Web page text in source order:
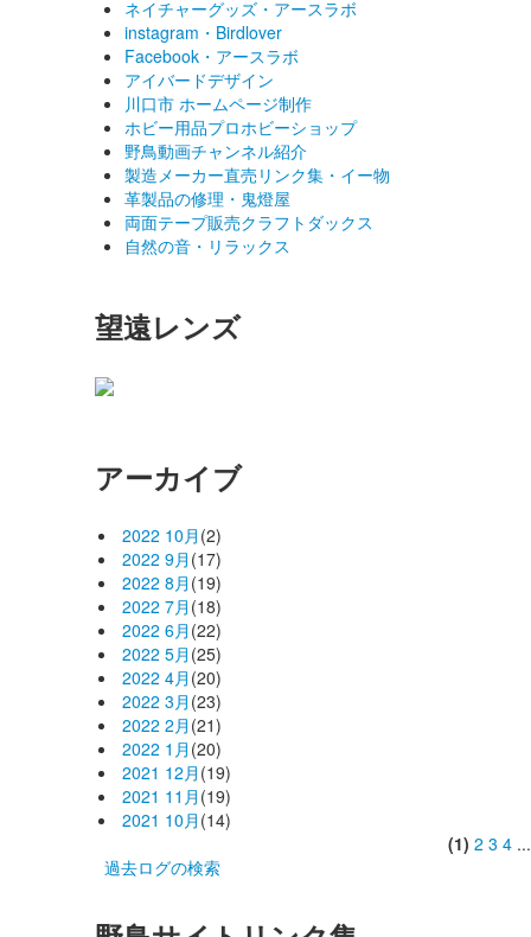
ネイチャーグッズ・アースラボ
instagram・Birdlover
Facebook・アースラボ
アイバードデザイン
川口市 ホームページ制作
ホビー用品プロホビーショップ
野鳥動画チャンネル紹介
製造メーカー直売リンク集・イー物
革製品の修理・鬼燈屋
両面テープ販売クラフトダックス
自然の音・リラックス
望遠レンズ
アーカイブ
2022 10月 (2)
2022 9月 (17)
2022 8月 (19)
2022 7月 (18)
2022 6月 (22)
2022 5月 (25)
2022 4月 (20)
2022 3月 (23)
2022 2月 (21)
2022 1月 (20)
2021 12月 (19)
2021 11月 (19)
2021 10月 (14)
(1) 2 3 4
過去ログの検索